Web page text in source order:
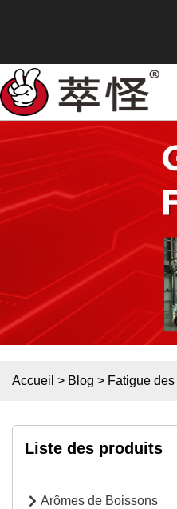
Accueil > Blog > Fatigue
Liste des produits
Arômes de Boissons